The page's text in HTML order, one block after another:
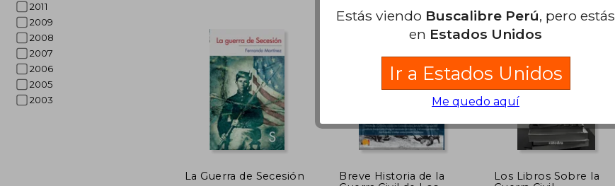
2011
2009
2008
2007
2006
2005
2003
55%
dcto. S/ 69,40 dcto. S/ 88,68 dcto.
La Guerra de Secesión
Breve Historia de la
Los Libros Sobre la
Estás viendo Buscalibre Perú, pero estás
en Estados Unidos
Ir a Estados Unidos
Me quedo aquí